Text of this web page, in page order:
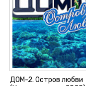
ДОМ-2. Остров любви